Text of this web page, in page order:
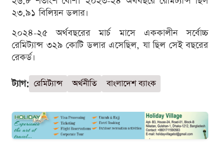
২৩.৯১ বিলিয়ন ডলার।
২০২৪-২৫ অর্থবছরের মার্চ মাসে এককালীন সর্বোচ্চ
রেমিট্যান্স ৩২৯ কোটি ডলার এসেছিল, যা ছিল সেই বছরের
রেকর্ড।
ট্যাগ: রেমিট্যান্স অর্থনীতি বাংলাদেশ ব্যাংক